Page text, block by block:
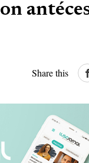
Share this